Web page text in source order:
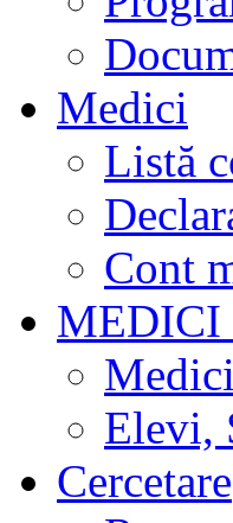
Medici
Listă
Cont
MEDICI
Elevi,
Cercetare